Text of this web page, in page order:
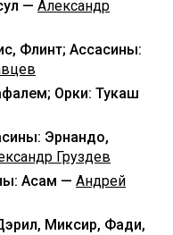
— Александр
Флинт; Ассасины:
Орки: Тукаш
Эрнандо,
Груздев
Асам — Андрей
Миксир, Фади,